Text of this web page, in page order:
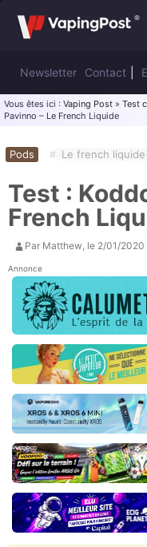
Newsletter Contact
Vous êtes ici : Vaping Post » Test
Pavinno – Le French Liquide
Test :
French
Pods # Le french liquide
Par Matthew, le 2/01/2020
Annonce